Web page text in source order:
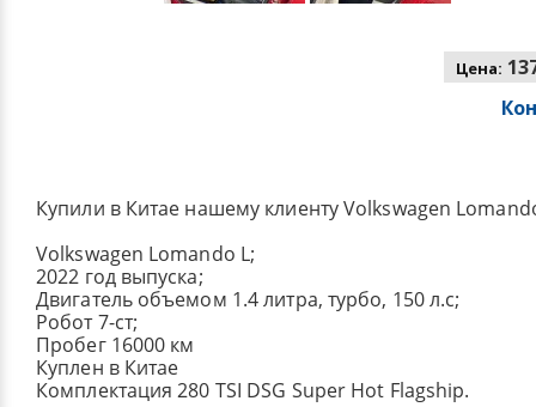
Цена:
Купили в Китае нашему клиенту Volkswagen
Volkswagen Lomando L;
2022 год выпуска;
Двигатель объемом 1.4 литра, турбо, 150 л.с;
Робот 7-ст;
Пробег 16000 км
Куплен в Китае
Комплектация 280 TSI DSG Super Hot Flagship.